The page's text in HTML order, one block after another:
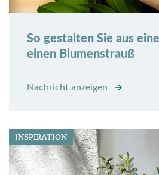
So gestalten Sie aus
einen Blumenstrauß
Nachricht anzeigen
INSPIRATION